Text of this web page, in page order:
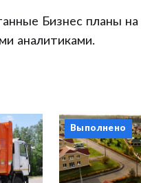
Бизнес планы
аналитиками.
Выполнено